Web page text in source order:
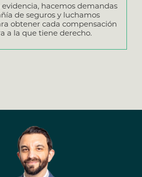
hacemos demandas
de seguros y luchamos
obtener cada compensación
a la que tiene derecho.